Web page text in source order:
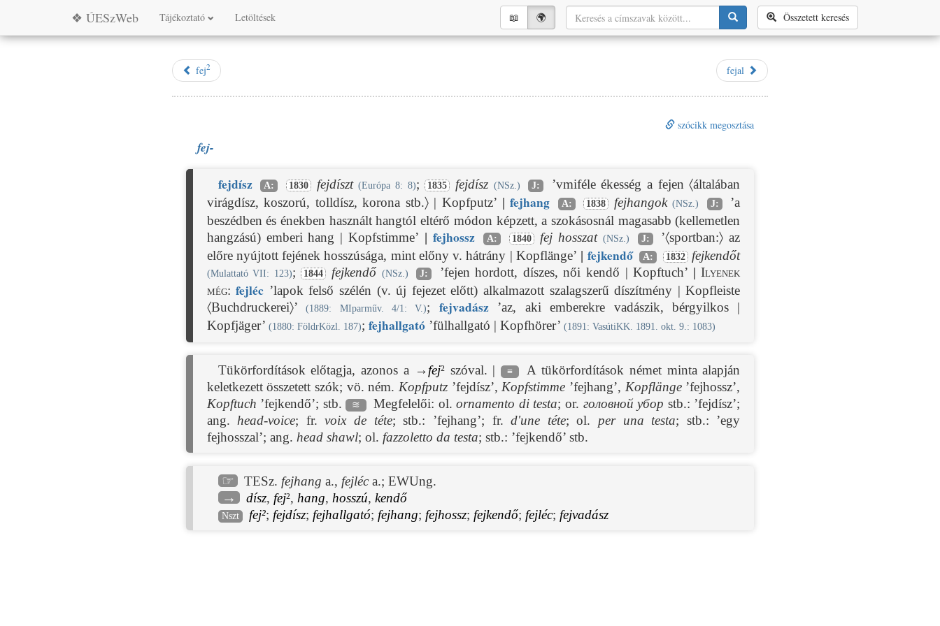
❖ ÚESzWeb Tájékoztató Letöltések Összetett keresés
📖︎ 🌍︎
fej2 fejal
szócikk megosztása
fej-
fejdísz A: 1830 fejdíszt (Európa 8: 8); 1835 fejdísz (NSz.) J:
’vmiféle ékesség a fejen 〈általában
virágdísz, koszorú, tolldísz, korona stb.〉 | Kopfputz’ |fejhang A: 1838 fejhangok (NSz.) J:
’a
beszédben és énekben használt hangtól eltérő módon képzett, a szokásosnál magasabb (kellemetlen
hangzású) emberi hang | Kopfstimme’ |fejhossz A: 1840 fej hosszat (NSz.) J:
’〈sportban:〉 az
előre nyújtott fejének hosszúsága, mint előny v. hátrány | Kopflänge’ | fejkendő A: 1832 fejkendőt
(Mulattató VII: 123); 1844 fejkendő (NSz.) J: ’fejen hordott, díszes, női kendő | Kopftuch’ | Ilyenek
még:fejléc ’lapok felső szélén (v. új fejezet előtt) alkalmazott szalagszerű díszítmény | Kopfleiste
〈Buchdruckerei〉’(1889: MIparműv. 4/1: V.); fejvadász’az, aki emberekre vadászik, bérgyilkos |
Kopfjäger’ (1880: FöldrKözl. 187); fejhallgató’fülhallgató | Kopfhörer’ (1891 : VasútiKK. 1891. okt. 9.: 1083)
Tükörfordítások előtagja, azonos a → fej² szóval. | ≡
A tükörfordítások német minta alapján
keletkezett összetett szók; vö. ném. Kopfputz’fejdísz’,Kopfstimme ’fejhang’, Kopflänge’fejhossz’,
Kopftuch ’fejkendő’; stb. ≋ Megfelelői: ol.ornamento di testa; or. головной убор stb.: ’fejdísz’;
ang.head-voice; fr.voix de téte; stb.: ’fejhang’; fr.d'une téte; ol. per una testa; stb.: ’egy
fejhosszal’; ang. head shawl; ol. fazzoletto da testa; stb.: ’fejkendő’ stb.
☞ TESz. fejhang a., fejléca.; EWUng.
→ dísz, fej², hang, hosszú, kendő
Nszt fej²; fejdísz; fejhallgató; fejhang; fejhossz; fejkendő; fejléc; fejvadász